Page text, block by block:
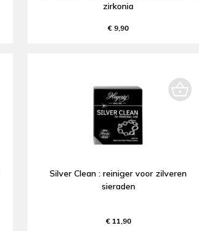
zirkonia
€ 9,90
Silver Clean : reiniger voor zilveren
sieraden
€ 11,90